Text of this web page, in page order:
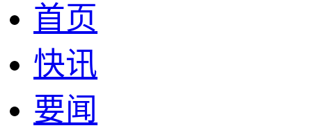
首页
快讯
要闻